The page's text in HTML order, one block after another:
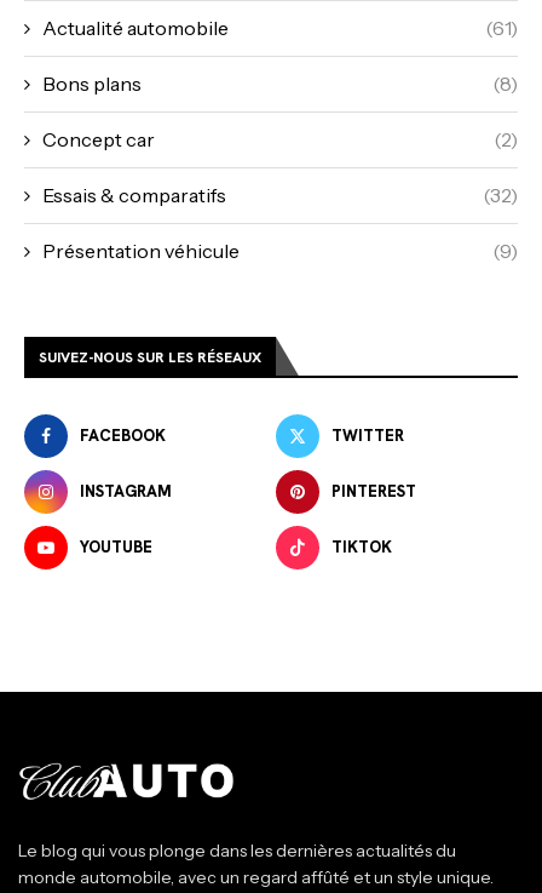
Actualité automobile (61)
Bons plans (8)
Concept car (2)
Essais & comparatifs (32)
Présentation véhicule (9)
SUIVEZ-NOUS SUR LES RÉSEAUX
FACEBOOK TWITTER
INSTAGRAM PINTEREST
YOUTUBE TIKTOK
Le blog qui vous plonge dans les dernières actualités du
monde automobile, avec un regard affûté et un style unique.